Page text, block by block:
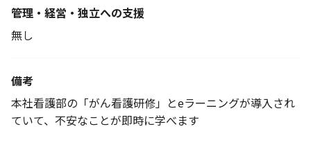
管理・経営・独立への支援
無し
備考
本社看護部の「がん看護研修」とeラーニングが導入され
ていて、不安なことが即時に学べます